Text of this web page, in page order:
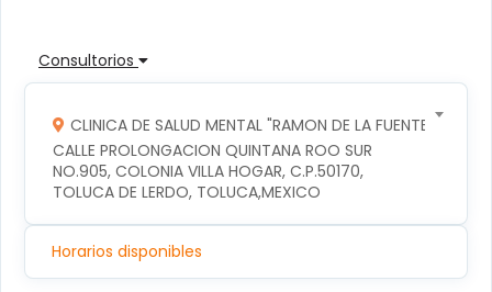
Consultorios
CLINICA DE SALUD MENTAL "RAMON DE LA FUENTE"
CALLE PROLONGACION QUINTANA ROO SUR
NO.905, COLONIA VILLA HOGAR, C.P.50170,
TOLUCA DE LERDO, TOLUCA,MEXICO
Horarios disponibles